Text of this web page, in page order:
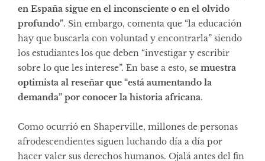
en España sigue en el inconsciente o en el olvido
profundo”. Sin embargo, comenta que “la educación
hay que buscarla con voluntad y encontrarla” siendo
los estudiantes los que deben “investigar y escribir
sobre lo que les interese”. En base a esto, se muestra
optimista al reseñar que “está aumentando la
demanda” por conocer la historia africana.
Como ocurrió en Shaperville, millones de personas
afrodescendientes siguen luchando día a día por
hacer valer sus derechos humanos. Ojalá antes del fin